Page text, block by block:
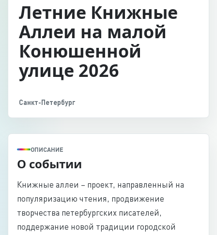
Летние Книжные
Аллеи на малой
Конюшенной
улице 2026
Санкт-Петербург
ОПИСАНИЕ
О событии
Книжные аллеи – проект, направленный на
популяризацию чтения, продвижение
творчества петербургских писателей,
поддержание новой традиции городской